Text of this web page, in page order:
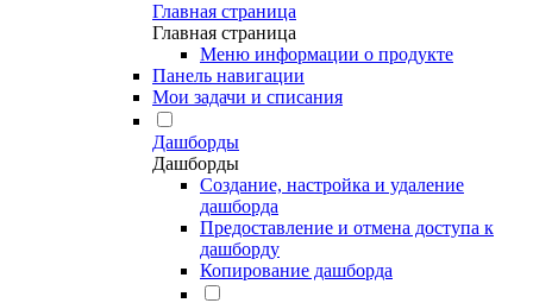
Главная страница
Главная страница
Меню информации о продукте
Панель навигации
Мои задачи и списания
Дашборды
Дашборды
Создание, настройка и удаление
дашборда
Предоставление и отмена доступа к
дашборду
Копирование дашборда